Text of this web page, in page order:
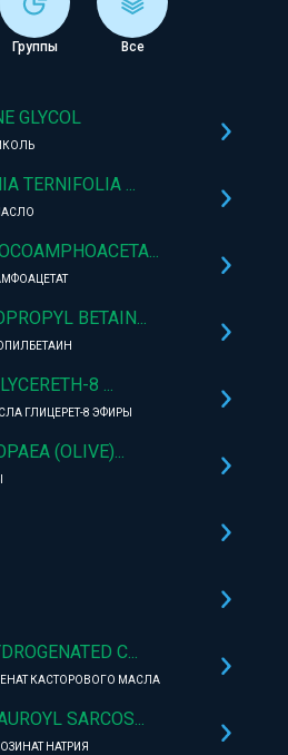
Группы Все
GLYCOL
TERNIFOLIA ...
BETAIN...
8 ...
ГЛИЦЕРЕТ-8 ЭФИРЫ
(OLIVE)...
C...
КАСТОРОВОГО МАСЛА
SARCOS...
НАТРИЯ